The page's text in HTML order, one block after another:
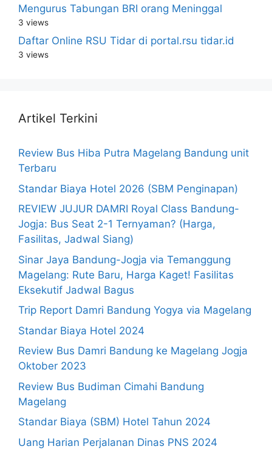
Mengurus Tabungan BRI orang Meninggal
3 views
Daftar Online RSU Tidar di portal.rsu tidar.id
3 views
Artikel Terkini
Review Bus Hiba Putra Magelang Bandung unit
Terbaru
Standar Biaya Hotel 2026 (SBM Penginapan)
REVIEW JUJUR DAMRI Royal Class Bandung-
Jogja: Bus Seat 2-1 Ternyaman? (Harga,
Fasilitas, Jadwal Siang)
Sinar Jaya Bandung-Jogja via Temanggung
Magelang: Rute Baru, Harga Kaget! Fasilitas
Eksekutif Jadwal Bagus
Trip Report Damri Bandung Yogya via Magelang
Standar Biaya Hotel 2024
Review Bus Damri Bandung ke Magelang Jogja
Oktober 2023
Review Bus Budiman Cimahi Bandung
Magelang
Standar Biaya (SBM) Hotel Tahun 2024
Uang Harian Perjalanan Dinas PNS 2024